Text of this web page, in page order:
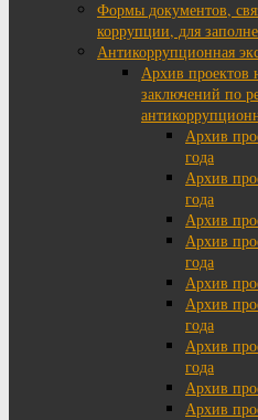
Формы документов,
коррупции, для
Антикоррупционная
Архив проектов
заключений по
Архив
года
Архив
года
Архив
Архив
года
Архив
Архив
года
Архив
года
Архив
Архив